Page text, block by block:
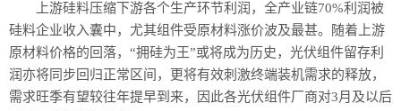
上游硅料压缩下游各个生产环节利润，全产业链70%利润被
硅料企业收入囊中，尤其组件受原材料涨价波及最甚。随着上游
原材料价格的回落，“拥硅为王”或将成为历史，光伏组件留存利
润亦将同步回归正常区间，更将有效刺激终端装机需求的释放，
需求旺季有望较往年提早到来，因此各光伏组件厂商对3月及以后